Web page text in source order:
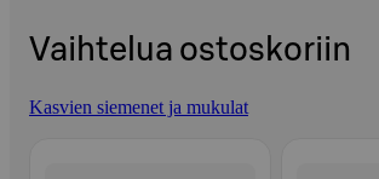
Vaihtelua ostoskoriin
Kasvien siemenet ja mukulat